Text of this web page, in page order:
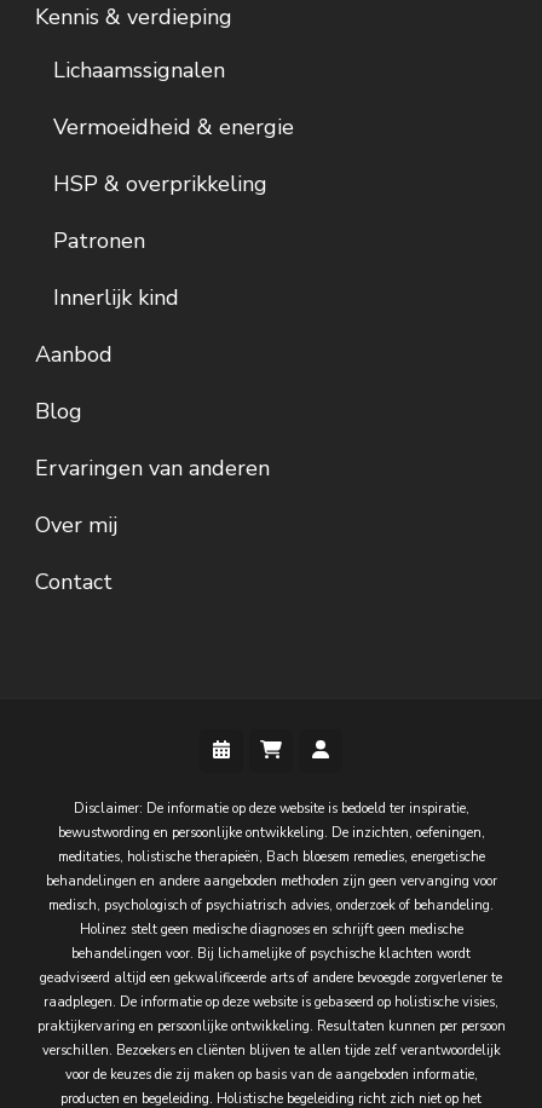
Kennis & verdieping
Lichaamssignalen
Vermoeidheid & energie
HSP & overprikkeling
Patronen
Innerlijk kind
Aanbod
Blog
Ervaringen van anderen
Over mij
Contact
Disclaimer: De informatie op deze website is bedoeld ter inspiratie,
bewustwording en persoonlijke ontwikkeling. De inzichten, oefeningen,
meditaties, holistische therapieën, Bach bloesem remedies, energetische
behandelingen en andere aangeboden methoden zijn geen vervanging voor
medisch, psychologisch of psychiatrisch advies, onderzoek of behandeling.
Holinez stelt geen medische diagnoses en schrijft geen medische
behandelingen voor. Bij lichamelijke of psychische klachten wordt
geadviseerd altijd een gekwalificeerde arts of andere bevoegde zorgverlener te
raadplegen. De informatie op deze website is gebaseerd op holistische visies,
praktijkervaring en persoonlijke ontwikkeling. Resultaten kunnen per persoon
verschillen. Bezoekers en cliënten blijven te allen tijde zelf verantwoordelijk
voor de keuzes die zij maken op basis van de aangeboden informatie,
producten en begeleiding. Holistische begeleiding richt zich niet op het